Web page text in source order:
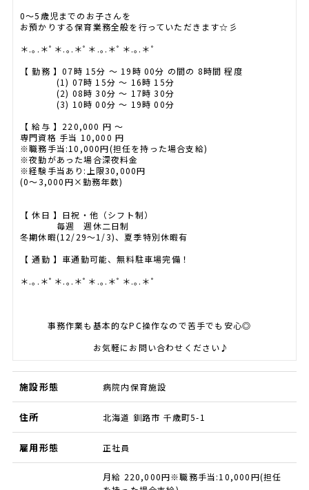
0〜5歳児までのお子さんを
お預かりする保育業務全般を行っていただきます☆彡
＊.｡.＊ﾟ＊.｡.＊ﾟ＊.｡.＊ﾟ＊.｡.＊ﾟ
【 勤務 】07時 15分 〜 19時 00分 の間の 8時間 程度
(1) 07時 15分 〜 16時 15分
(2) 08時 30分 〜 17時 30分
(3) 10時 00分 〜 19時 00分
【 給与 】220,000 円 〜
専門資格 手当 10,000 円
※職務手当:10,000円(担任を持った場合支給)
※夜勤があった場合深夜料金
※経験手当あり:上限30,000円
(0〜3,000円×勤務年数)
【 休日 】日祝・他（シフト制）
毎週 週休二日制
冬期休暇(12/29〜1/3)、夏季特別休暇有
【 通勤 】車通勤可能、無料駐車場完備！
＊.｡.＊ﾟ＊.｡.＊ﾟ＊.｡.＊ﾟ＊.｡.＊ﾟ
事務作業も基本的なPC操作なので苦手でも安心◎
お気軽にお問い合わせください♪
施設形態 病院内保育施設
住所 北海道 釧路市 千歳町5-1
雇用形態 正社員
月給 220,000円※職務手当:10,000円(担任